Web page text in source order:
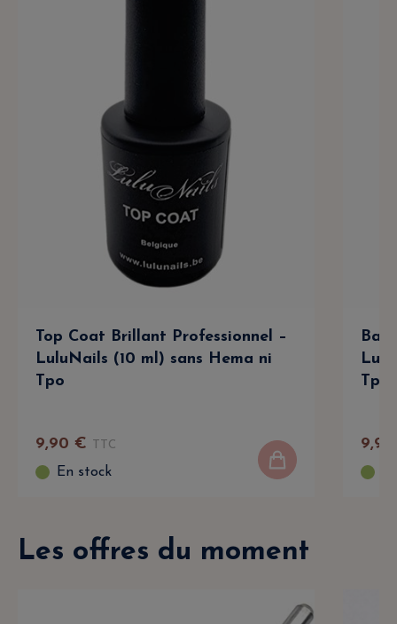
Top Coat Brillant Professionnel –
LuluNails (10 ml) sans Hema ni
Tpo
9,90 € TTC
En stock
Tpo
9,90
Les offres du moment